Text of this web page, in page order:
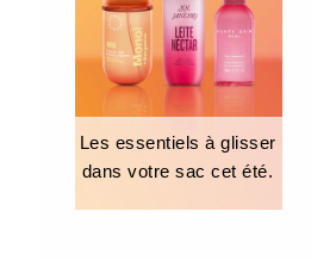
Les essentiels à glisser
dans votre sac cet été.